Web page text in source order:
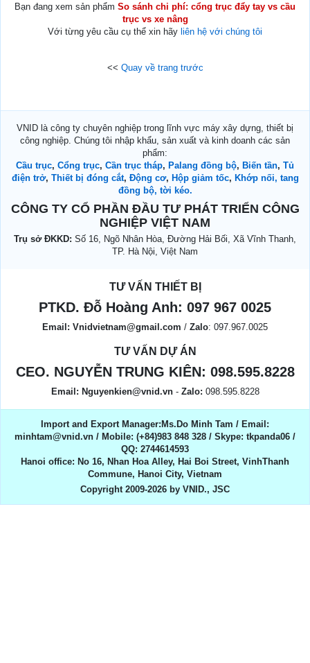
Bạn đang xem sản phẩm So sánh chi phí: cổng trục đẩy tay vs cầu
trục vs xe nâng
Với từng yêu cầu cụ thể xin hãy liên hệ với chúng tôi
<< Quay về trang trước
VNID là công ty chuyên nghiệp trong lĩnh vực máy xây dựng, thiết bị
công nghiệp. Chúng tôi nhập khẩu, sản xuất và kinh doanh các sản
phẩm:
Cầu trục, Cổng trục, Cần trục tháp, Palang đồng bộ, Biến tần, Tủ
điện trở, Thiết bị đóng cắt, Động cơ, Hộp giảm tốc, Khớp nối, tang
đồng bộ, tời kéo.
CÔNG TY CỔ PHẦN ĐẦU TƯ PHÁT TRIỂN CÔNG
NGHIỆP VIỆT NAM
Trụ sở ĐKKD: Số 16, Ngõ Nhân Hòa, Đường Hải Bối, Xã Vĩnh Thanh,
TP. Hà Nội, Việt Nam
TƯ VẤN THIẾT BỊ
PTKD. Đỗ Hoàng Anh: 097 967 0025
Email: Vnidvietnam@gmail.com / Zalo: 097.967.0025
TƯ VẤN DỰ ÁN
CEO. NGUYỄN TRUNG KIÊN: 098.595.8228
Email: Nguyenkien@vnid.vn- Zalo: 098.595.8228
Import and Export Manager:Ms.Do Minh Tam / Email:
minhtam@vnid.vn / Mobile​:​ (+84)983 848 328 / Skype: tkpanda06 /
QQ: 2744614593
Hanoi office: No 16, Nhan Hoa Alley, Hai Boi Street, VinhThanh
Commune, Hanoi City, Vietnam
Copyright 2009-2026 by VNID., JSC